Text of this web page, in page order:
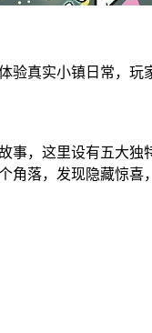
验真实小镇日常，玩
事，这里设有五大独
角落，发现隐藏惊喜